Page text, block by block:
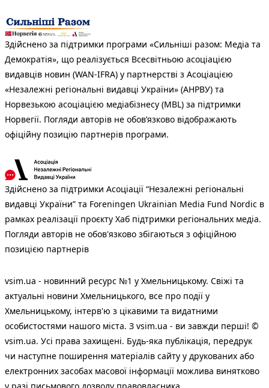
Здійснено за підтримки програми «Сильніші разом: Медіа та
Демократія», що реалізується Всесвітньою асоціацією
видавців новин (WAN-IFRA) у партнерстві з Асоціацією
«Незалежні регіональні видавці України» (АНРВУ) та
Норвезькою асоціацією медіабізнесу (MBL) за підтримки
Норвегії. Погляди авторів не обов’язково відображають
офіційну позицію партнерів програми.
Здійснено за підтримки Асоціації “Незалежні регіональні
видавці України” та Foreningen Ukrainian Media Fund Nordic в
рамках реалізації проєкту Хаб підтримки регіональних медіа.
Погляди авторів не обов'язково збігаються з офіційною
позицією партнерів
vsim.ua - новинний ресурс №1 у Хмельницькому. Свіжі та
актуальні новини Хмельницького, все про події у
Хмельницькому, інтерв'ю з цікавими та видатними
особистостями нашого міста. З vsim.ua - ви завжди перші! ©
vsim.ua. Усі права захищені. Будь-яка публiкацiя, передрук
чи наступне поширення матеріалів сайту у друкованих або
електронних засобах масової інформації можлива винятково